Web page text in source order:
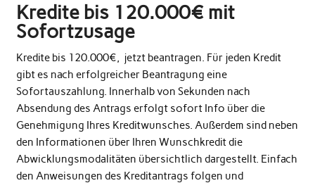
Kredite bis 120.000€ mit
Sofortzusage
Kredite bis 120.000€, jetzt beantragen. Für jeden Kredit
gibt es nach erfolgreicher Beantragung eine
Sofortauszahlung. Innerhalb von Sekunden nach
Absendung des Antrags erfolgt sofort Info über die
Genehmigung Ihres Kreditwunsches. Außerdem sind neben
den Informationen über Ihren Wunschkredit die
Abwicklungsmodalitäten übersichtlich dargestellt. Einfach
den Anweisungen des Kreditantrags folgen und